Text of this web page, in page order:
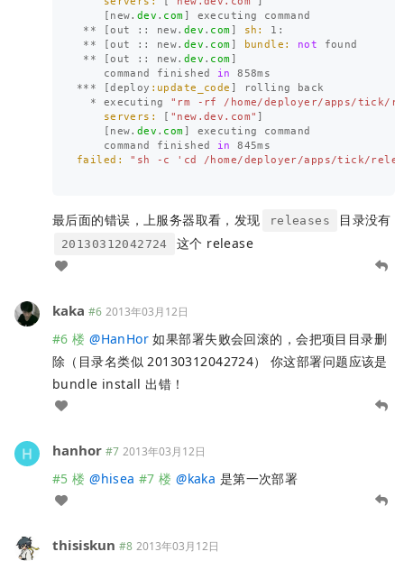
new. dev . com executing
command
**
[out :: new. dev . com sh: 1 :
**
[out :: new. dev . com bundle: not
found
**
[out :: new. dev . com
command
finished in 858ms
***
[deploy :update_code rolling
back
*
executing
"rm -rf /home/deployer/apps/tick/
servers:
"new.dev.com"
new. dev . com executing
command
command
finished in 845ms
failed: "sh -c 'cd /home/deployer/apps/tick/
最后面的错误，上服务器取看，发现 releases 目录没有
20130312042724 这个 release
kaka #6 2013年03月12日
#6 楼 @HanHor 如果部署失败会回滚的，会把项目目录删
除（目录名类似 20130312042724） 你这部署问题应该是
bundle install 出错！
hanhor #7 2013年03月12日
#5 楼 @hisea #7 楼 @kaka 是第一次部署
thisiskun #8 2013年03月12日